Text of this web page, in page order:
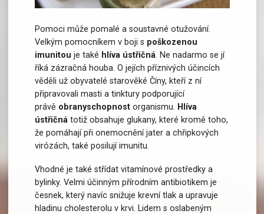
Léčivé houby mohou pomoci s posílením
imunitního systému
Pomoci může pomalé a soustavné otužování.
Velkým pomocníkem v boji s poškozenou
imunitou je také hlíva ústřičná. Ne nadarmo se jí
říká zázračná houba. O jejích příznivých účincích
věděli už obyvatelé starověké Číny, kteří z ní
připravovali masti a tinktury podporující
právě obranyschopnost organismu. Hlíva
ústřičnátotiž obsahuje glukany, které kromě toho,
že pomáhají při onemocnění jater a chřipkových
virózách, také posilují imunitu.
Vhodné je také střídat vitamínové prostředky a
bylinky. Velmi účinným přírodním antibiotikem je
česnek, který navíc snižuje krevní tlak a upravuje
hladinu cholesterolu v krvi. Lidem s oslabeným